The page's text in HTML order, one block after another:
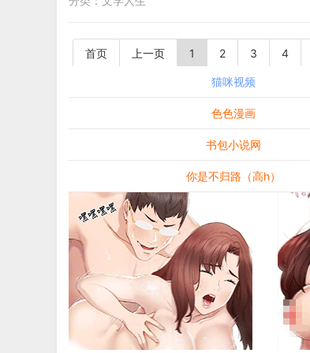
首页 上一页 1 2 3 4
猫咪视频
色色漫画
书包小说网
你是不归路（高h）